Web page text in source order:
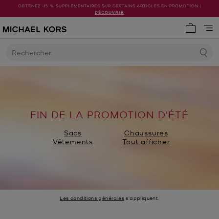
OBTENEZ -15 % SUPPLÉMENTAIRES SUR CERTAINS ARTICLES EN PROMOTION |
DÉCOUVRIR
Rechercher
FIN DE LA PROMOTION D'ÉTÉ
Sacs
Chaussures
Vêtements
Tout afficher
Les conditions générales s'appliquent.